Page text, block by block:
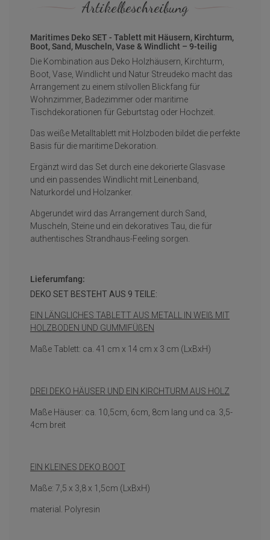
Artikelbeschreibung
Maritimes Deko SET - Tablett mit Häusern, Kirchturm,
Boot, Sand, Muscheln, Vase & Windlicht – 9-teilig
Die Kombination aus Deko Holzhäusern, Kirchturm,
Boot, Vase, Windlicht und Natur Streudeko macht das
Arrangement zu einem stilvollen Blickfang für
Wohnzimmer, Badezimmer oder maritime
Tischdekorationen für Geburtstag oder Hochzeit.
Das weiße Metalltablett mit Holzboden bildet die perfekte
Basis für die maritime Dekoration.
Ergänzt wird das Set durch eine dekorierte Glasvase
und ein passendes Windlicht mit Leinenband,
Naturkordel und Holzanker.
Abgerundet wird das Arrangement durch Sand,
Muscheln, Steine und ein dekoratives Tau, die für
authentisches Strandhaus-Feeling sorgen.
Lieferumfang:
DEKO SET BESTEHT AUS 9 TEILE:
EIN LÄNGLICHES TABLETT AUS METALL IN WEIß MIT
HOLZBODEN UND GUMMIFÜßEN
Maße Tablett: ca. 41 cm x 14 cm x 3 cm (LxBxH)
DREI DEKO HÄUSER UND EIN KIRCHTURM AUS HOLZ
Maße Häuser: ca. 10,5cm, 6cm, 8cm lang und ca. 3,5-
4cm breit
EIN KLEINES DEKO BOOT
Maße: 7,5 x 3,8 x 1,5cm (LxBxH)
material. Polyresin